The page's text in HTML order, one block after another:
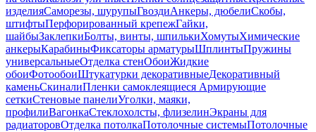
изделияСаморезы, шурупыГвоздиАнкеры, дюбелиСкобы,
штифтыПерфорированный крепежГайки,
шайбыЗаклепкиБолты, винты, шпилькиХомутыХимические
анкерыКарабиныФиксаторы арматурыШплинтыПружины
универсальныеОтделка стенОбоиЖидкие
обоиФотообоиШтукатурки декоративныеДекоративный
каменьСкиналиПленки самоклеящиеся Армирующие
сеткиСтеновые панелиУголки, маяки,
профилиВагонкаСтеклохолсты, флизелинЭкраны для
радиаторовОтделка потолкаПотолочные системыПотолочные